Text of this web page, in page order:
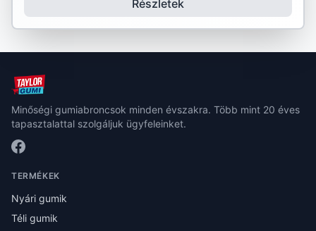
Részletek
Minőségi gumiabroncsok minden évszakra. Több mint 20 éves
tapasztalattal szolgáljuk ügyfeleinket.
TERMÉKEK
Nyári gumik
Téli gumik